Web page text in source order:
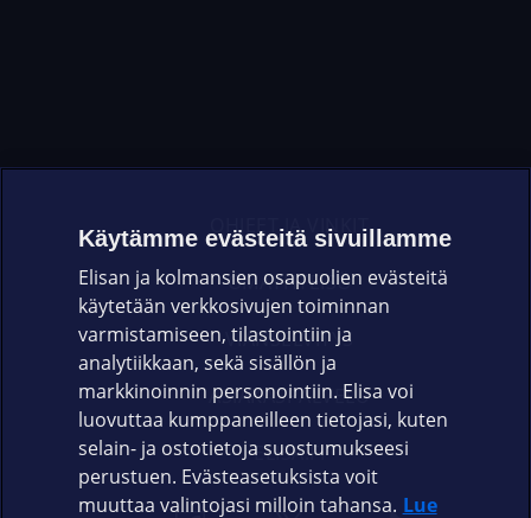
OHJEET JA VINKIT
OMAYHTEISÖ
VIANSELVITYS
ASIAKASPALVELU
ELISA.FI
Käytämme evästeitä sivuillamme
Elisan ja kolmansien osapuolien evästeitä
käytetään verkkosivujen toiminnan
varmistamiseen, tilastointiin ja
analytiikkaan, sekä sisällön ja
markkinoinnin personointiin. Elisa voi
luovuttaa kumppaneilleen tietojasi, kuten
selain- ja ostotietoja suostumukseesi
perustuen. Evästeasetuksista voit
muuttaa valintojasi milloin tahansa. Lue